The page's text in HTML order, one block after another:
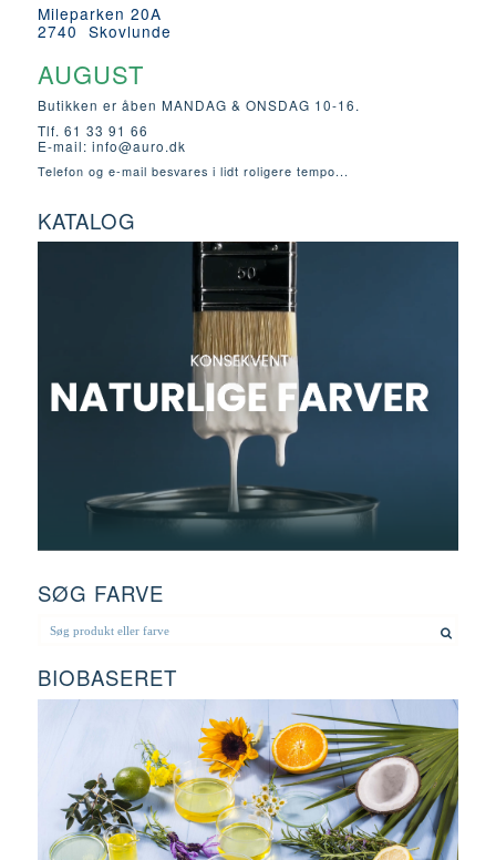
Mileparken 20A
2740 Skovlunde
AUGUST
Butikken er åben MANDAG & ONSDAG 10-16.
Tlf. 61 33 91 66
E-mail: info@auro.dk
Telefon og e-mail besvares i lidt roligere tempo...
KATALOG
SØG FARVE
BIOBASERET